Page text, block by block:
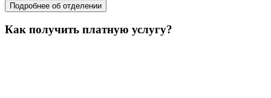
Подробнее об отделении
Как получить платную услугу?